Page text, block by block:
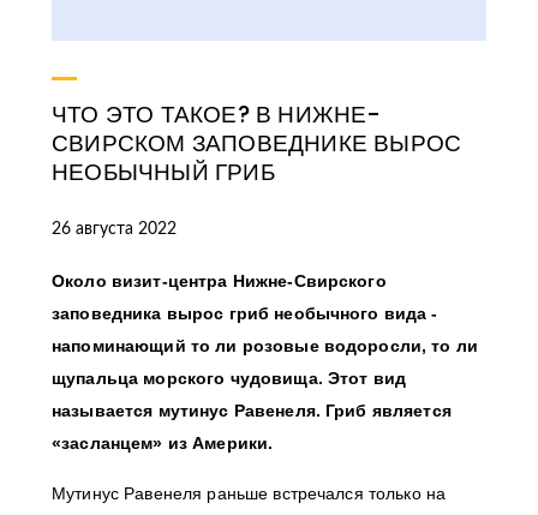
ЧТО ЭТО ТАКОЕ? В НИЖНЕ-
СВИРСКОМ ЗАПОВЕДНИКЕ ВЫРОС
НЕОБЫЧНЫЙ ГРИБ
26 августа 2022
Около визит-центра Нижне-Свирского
заповедника вырос гриб необычного вида -
напоминающий то ли розовые водоросли, то ли
щупальца морского чудовища. Этот вид
называется мутинус Равенеля. Гриб является
«засланцем» из Америки.
Мутинус Равенеля раньше встречался только на